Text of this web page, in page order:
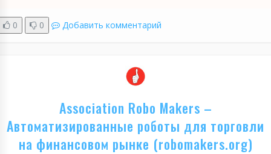
0 0 Добавить комментарий
Association Robo Makers –
Автоматизированные роботы для торговли
на финансовом рынке (robomakers.org)